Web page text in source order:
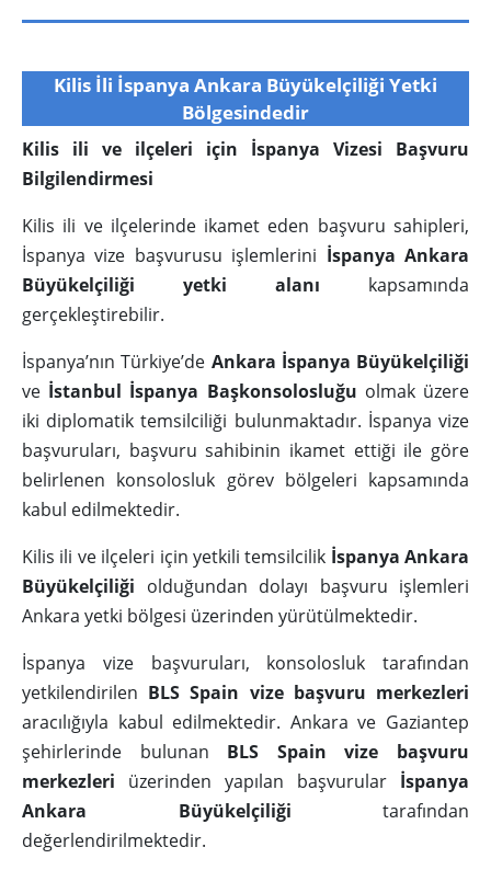
Kilis İli İspanya Ankara Büyükelçiliği Yetki
Bölgesindedir
Kilis ili ve ilçeleri için İspanya Vizesi Başvuru
Bilgilendirmesi
Kilis ili ve ilçelerinde ikamet eden başvuru sahipleri,
İspanya vize başvurusu işlemlerini İspanya Ankara
Büyükelçiliği yetki alanı kapsamında
gerçekleştirebilir.
İspanya’nın Türkiye’de Ankara İspanya Büyükelçiliği
ve İstanbul İspanya Başkonsolosluğu olmak üzere
iki diplomatik temsilciliği bulunmaktadır. İspanya vize
başvuruları, başvuru sahibinin ikamet ettiği ile göre
belirlenen konsolosluk görev bölgeleri kapsamında
kabul edilmektedir.
Kilis ili ve ilçeleri için yetkili temsilcilik İspanya Ankara
Büyükelçiliği olduğundan dolayı başvuru işlemleri
Ankara yetki bölgesi üzerinden yürütülmektedir.
İspanya vize başvuruları, konsolosluk tarafından
yetkilendirilen BLS Spain vize başvuru merkezleri
aracılığıyla kabul edilmektedir. Ankara ve Gaziantep
şehirlerinde bulunan BLS Spain vize başvuru
merkezleri üzerinden yapılan başvurular İspanya
Ankara Büyükelçiliği tarafından
değerlendirilmektedir.